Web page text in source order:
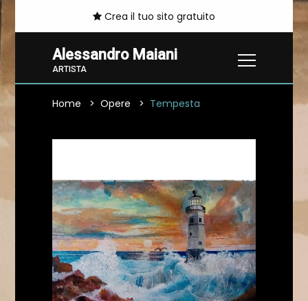
Crea il tuo sito gratuito
Alessandro Maiani
ARTISTA
Home Opere Tempesta